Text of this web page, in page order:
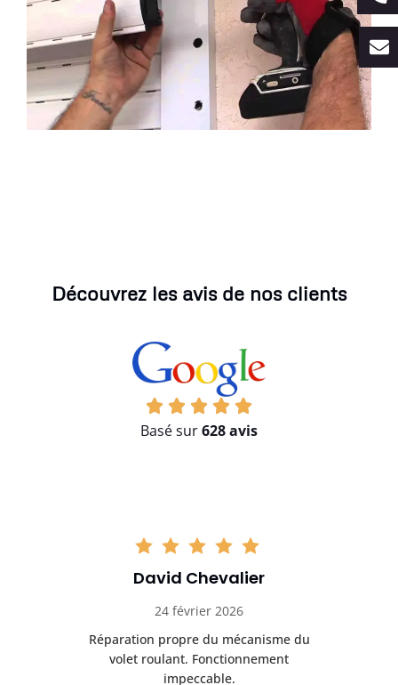
Découvrez les avis de nos clients
Basé sur628 avis
David Chevalier
24 février 2026
Réparation propre du mécanisme du
volet roulant. Fonctionnement
impeccable.